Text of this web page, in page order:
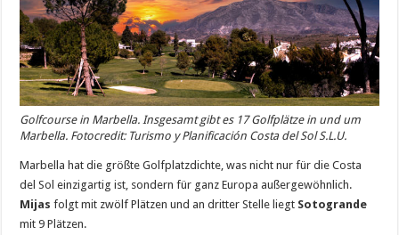
Golfcourse in Marbella. Insgesamt gibt es 17 Golfplätze in und um
Marbella. Fotocredit: Turismo y Planificación Costa del Sol S.L.U.
Marbella hat die größte Golfplatzdichte, was nicht nur für die Costa
del Sol einzigartig ist, sondern für ganz Europa außergewöhnlich.
Mijas folgt mit zwölf Plätzen und an dritter Stelle liegt Sotogrande
mit 9 Plätzen.